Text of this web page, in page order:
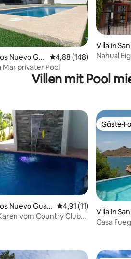
5 von 5, 3 Bewertungen
Nuevo Gu
Durchschnittliche
4,88 (148)
Mar privater Pool
Villa in
aymas
Nahual
Villen mit Pool
4,55 von 5, 11 Bewertungen
Nuevo Guay
Durchschnittliche
4,91 (11)
vom Country Club
Gäste-
Gäste-
Villa in
ymas
Casa